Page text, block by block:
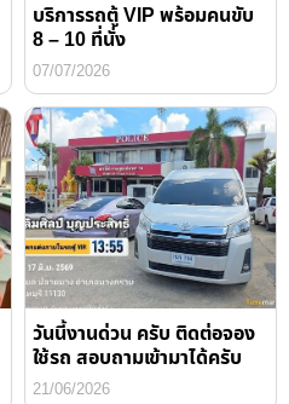
บริการรถตู้ VIP พร้อมคนขับ
8 – 10 ที่นั่ง
07/07/2026
วันนี้งานด่วน ครับ ติดต่อจอง
ใช้รถ สอบถามเข้ามาได้ครับ
21/06/2026